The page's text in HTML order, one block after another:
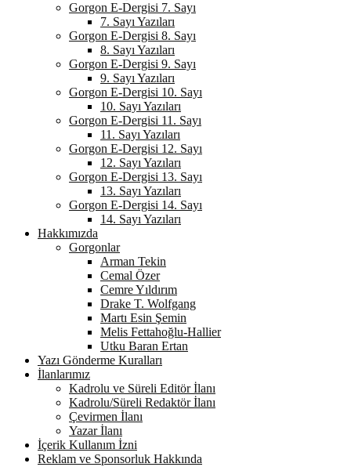
Gorgon E-Dergisi 7. Sayı
7. Sayı Yazıları
Gorgon E-Dergisi 8. Sayı
8. Sayı Yazıları
Gorgon E-Dergisi 9. Sayı
9. Sayı Yazıları
Gorgon E-Dergisi 10. Sayı
10. Sayı Yazıları
Gorgon E-Dergisi 11. Sayı
11. Sayı Yazıları
Gorgon E-Dergisi 12. Sayı
12. Sayı Yazıları
Gorgon E-Dergisi 13. Sayı
13. Sayı Yazıları
Gorgon E-Dergisi 14. Sayı
14. Sayı Yazıları
Hakkımızda
Gorgonlar
Arman Tekin
Cemal Özer
Cemre Yıldırım
Drake T. Wolfgang
Martı Esin Şemin
Melis Fettahoğlu-Hallier
Utku Baran Ertan
Yazı Gönderme Kuralları
İlanlarımız
Kadrolu ve Süreli Editör İlanı
Kadrolu/Süreli Redaktör İlanı
Çevirmen İlanı
Yazar İlanı
İçerik Kullanım İzni
Reklam ve Sponsorluk Hakkında